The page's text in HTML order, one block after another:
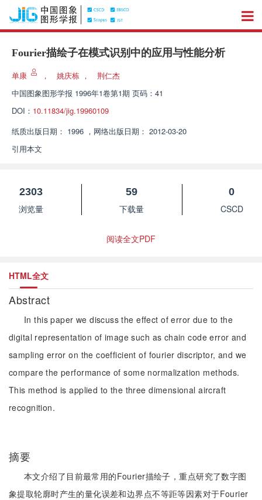
Fourier描绘子在模式识别中的应用与性能分析
单康 ， 姚庆栋 ，
荆仁杰
中国图象图形学报 1996年1卷第1期 页码：41
DOI： 10.11834/jig.19960109
纸质出版日期： 1996 ， 网络出版日期： 2012-03-20
引用本文
2303
浏览量
59
下载量
0
CSCD
阅读全文PDF
HTML全文
Abstract
In this paper we discuss the effect of error due to the
digital representation of image such as chain code error and
sampling error on the coefficient of fourier discriptor, and we
compare the performance of some normalization methods.
This method is applied to the three dimensional aircraft
recognition.
摘要
本文介绍了目前最常用的Fourier描绘子，重点研究了数字图
象提取轮廓时产生的量化误差和边界点不等距等因素对于Fourier